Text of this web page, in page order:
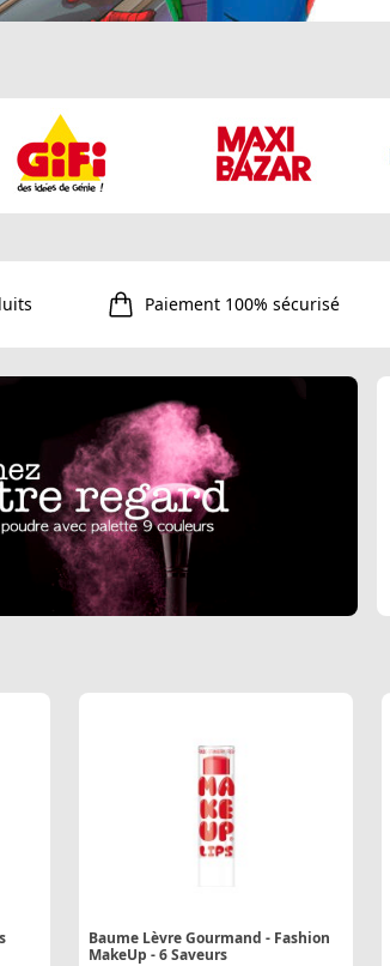
Paiement 100% sécurisé
Baume Lèvre Gourmand - Fashion
MakeUp - 6 Saveurs